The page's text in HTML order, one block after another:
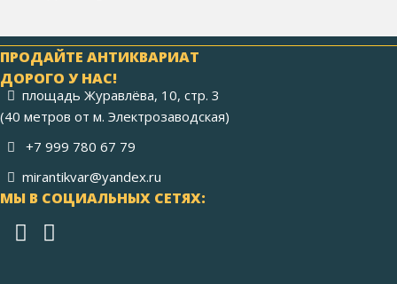
ПРОДАЙТЕ АНТИКВАРИАТ
ДОРОГО У НАС!
площадь Журавлёва, 10, стр. 3
(40 метров от м. Электрозаводская)
+7 999 780 67 79
mirantikvar@yandex.ru
МЫ В СОЦИАЛЬНЫХ СЕТЯХ: